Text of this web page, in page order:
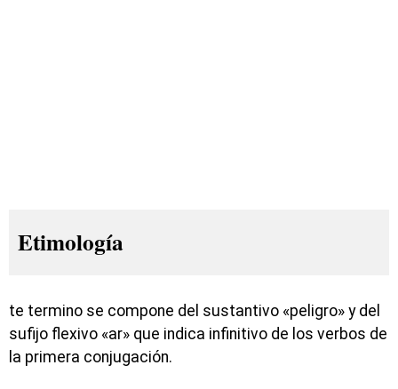
Etimología
te termino se compone del sustantivo «peligro» y del
sufijo flexivo «ar» que indica infinitivo de los verbos de
la primera conjugación.